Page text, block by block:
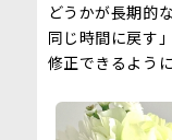
どうかが長期的
同じ時間に戻す
修正できるよう